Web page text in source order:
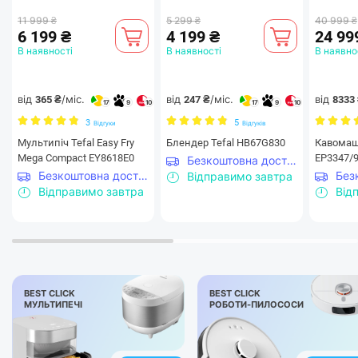
11 999 ₴
6 199 ₴
В наявності
від 365 ₴/міс. 17 9 10
3 Відгуки
Мультипіч Tefal Easy Fry
Mega Compact EY8618E0
Безкоштовна доставка
Відправимо завтра
5 299 ₴
4 199 ₴
В наявності
від 247 ₴/міс. 17 9 10
5 Відгуків
Блендер Tefal HB67G830
Безкоштовна доставка
Відправимо завтра
40 999 ₴
24
В
від 8333
EP3347/
BEST CLICK
МУЛЬТИПЕЧІ
BEST CLICK
РОБОТИ-ПИЛОСОСИ